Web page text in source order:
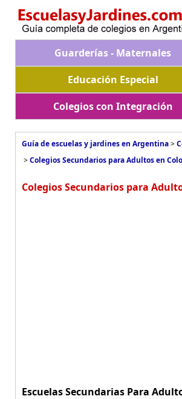
Guarderías - Maternales
Educación Especial
Colegios con Integración
Guía de escuelas y jardines en Argentina>
>Colegios Secundarios para Adultos en
Colegios Secundarios para
Escuelas Secundarias Para